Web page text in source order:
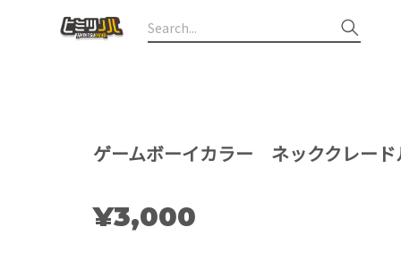
ゲームボーイカラー ネッククレード
¥3,000